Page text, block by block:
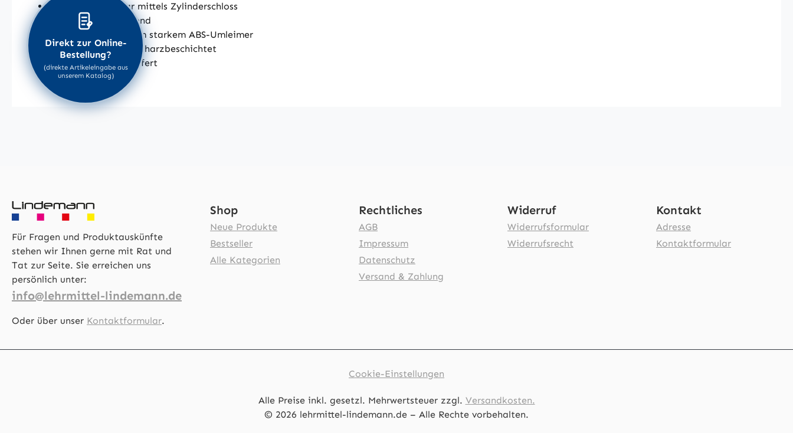
Türen abschließbar mittels Zylinderschloss
Türen um 270° öffnend
Alle Kanten mit 2 mm starkem ABS-Umleimer
Oberflächen melaminharzbeschichtet
fertig montiert geliefert
Für Fragen und Produktauskünfte
stehen wir Ihnen gerne mit Rat und
Tat zur Seite. Sie erreichen uns
persönlich unter:
info@lehrmittel-lindemann.de
Oder über unser Kontaktformular.
Shop
Neue Produkte
Bestseller
Alle Kategorien
Rechtliches
AGB
Impressum
Datenschutz
Versand & Zahlung
Widerruf
Widerrufsformular
Widerrufsrecht
Kontakt
Adresse
Kontaktformular
Cookie-Einstellungen
Alle Preise inkl. gesetzl. Mehrwertsteuer zzgl. Versandkosten.
© 2026 lehrmittel-lindemann.de – Alle Rechte vorbehalten.
Direkt zur Online-
Bestellung?
(direkte Artikeleingabe aus
unserem Katalog)